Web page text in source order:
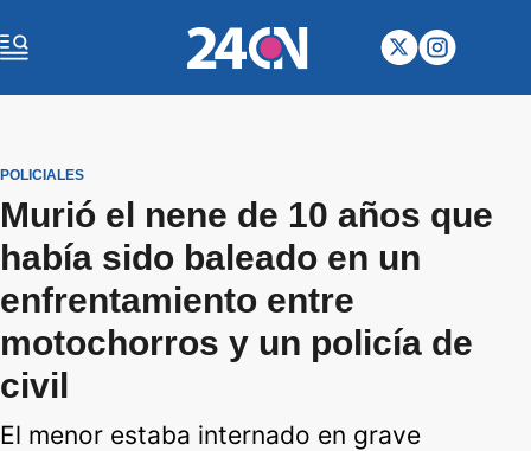
POLICIALES
Murió el nene de 10 años que
había sido baleado en un
enfrentamiento entre
motochorros y un policía de
civil
El menor estaba internado en grave